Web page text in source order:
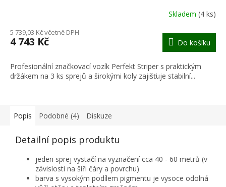
R
M
A
Skladem (4 ks)
5 739,03 Kč včetně DPH
4 743 Kč Do košíku
Profesionální značkovací vozík Perfekt Striper s praktickým
držákem na 3 ks sprejů a širokými koly zajišťuje stabilní...
Popis Podobné (4) Diskuze
Detailní popis produktu
jeden sprej vystačí na vyznačení cca 40 - 60 metrů (v
závislosti na šíři čáry a povrchu)
barva s vysokým podílem pigmentu je vysoce odolná